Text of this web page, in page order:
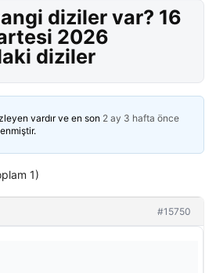
diziler var? 16
2026
diziler
vardır ve en son 2 ay 3 hafta önce
1)
#15750